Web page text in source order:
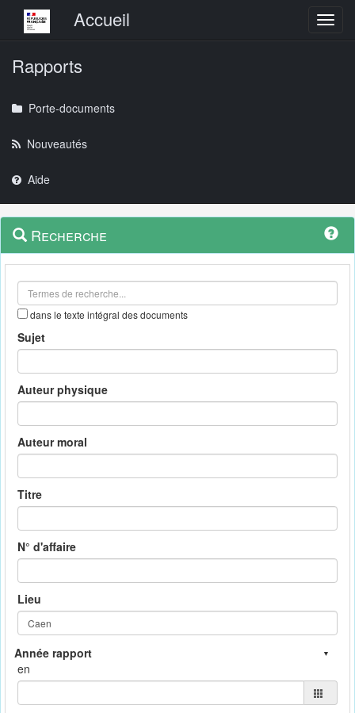
Menu principalAccueil
Rapports
Porte-documents
Nouveautés
Aide
Navigation
outils
Menu
contextuel
Recherche
dans le texte intégral des documents
Sujet
Auteur physique
Auteur moral
Titre
N° d'affaire
Lieu
en